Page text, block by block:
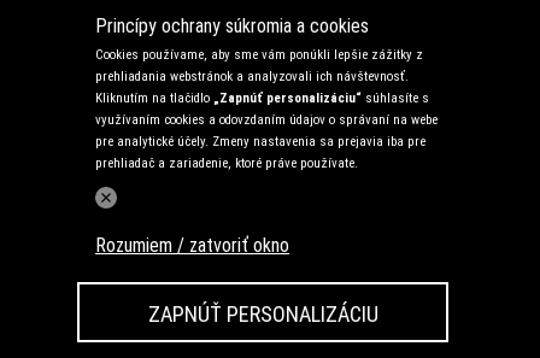
Princípy ochrany súkromia a cookies
Cookies používame, aby sme vám ponúkli lepšie zážitky z
prehliadania webstránok a analyzovali ich návštevnosť.
Kliknutím na tlačidlo „Zapnúť personalizáciu“ súhlasíte s
využívaním cookies a odovzdaním údajov o správaní na webe
pre analytické účely. Zmeny nastavenia sa prejavia iba pre
prehliadač a zariadenie, ktoré práve používate.
Rozumiem / zatvoriť okno
ZAPNÚŤ PERSONALIZÁCIU